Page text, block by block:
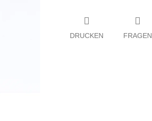
DRUCKEN FRAGEN